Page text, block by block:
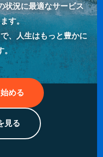
状況に最適なサービス
す。
、人生はもっと豊かに
める
見る